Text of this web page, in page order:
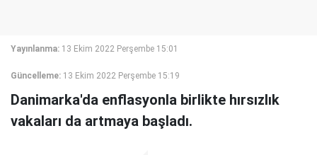
Yayınlanma: 13 Ekim 2022 Perşembe 15:01
Güncelleme: 13 Ekim 2022 Perşembe 15:19
Danimarka'da enflasyonla birlikte hırsızlık
vakaları da artmaya başladı.